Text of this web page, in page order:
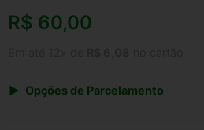
R$ 60,00
Opções de Parcelamento